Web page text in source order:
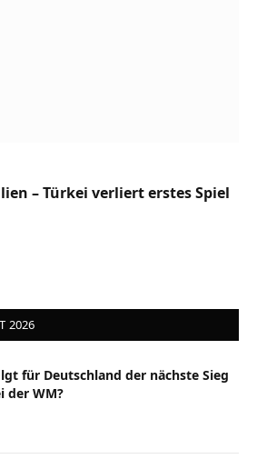
– Türkei verliert erstes Spiel
2026
für Deutschland der nächste Sieg
der WM?